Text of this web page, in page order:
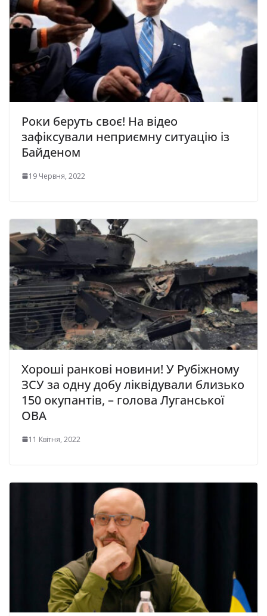
Роки беруть своє! На відео
зафіксували неприємну ситуацію із
Байденом
19 Червня, 2022
Хороші ранкові новини! У Рубіжному
ЗСУ за одну добу ліквідували близько
150 окупантів, – голова Луганської
ОВА
11 Квітня, 2022